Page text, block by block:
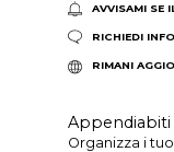
AVVISAMI SE
RICHIEDI
RIMANI
Organizza i